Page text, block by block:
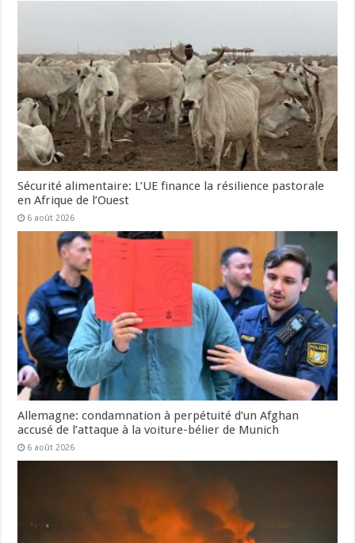
Sécurité alimentaire: L’UE finance la résilience pastorale
en Afrique de l’Ouest
6 août 2026
Allemagne: condamnation à perpétuité d’un Afghan
accusé de l’attaque à la voiture-bélier de Munich
6 août 2026